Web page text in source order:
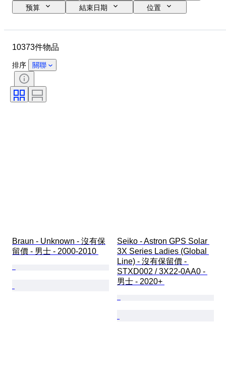
预算
結束日期
位置
性別
時期
訂裝
顏色
時代
10373件物品
排序 關聯
Braun - Unknown - 沒有保
留價 - 男士 - 2000-2010
Seiko - Astron GPS Solar
3X Series Ladies (Global
Line) - 沒有保留價 -
STXD002 / 3X22-0AA0 -
男士 - 2020+